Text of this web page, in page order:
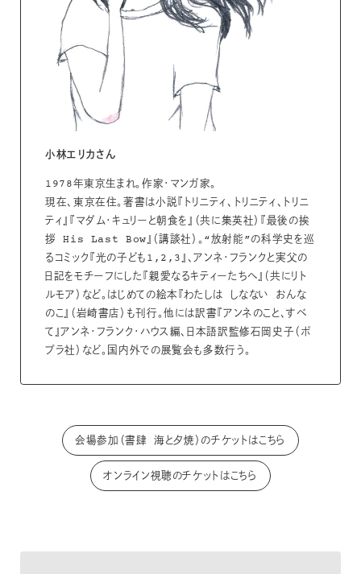
小林エリカさん
1978年東京生まれ。作家・マンガ家。
現在、東京在住。著書は小説『トリニティ、トリニティ、トリニ
ティ』『マダム・キュリーと朝食を』（共に集英社）『最後の挨
拶 His Last Bow』（講談社）。“放射能”の科学史を巡
るコミック『光の子ども1,2,3』、アンネ・フランクと実父の
日記をモチーフにした『親愛なるキティーたちへ』（共にリト
ルモア）など。はじめての絵本『わたしは しなない おんな
のこ』（岩崎書店）も刊行。他には訳書『アンネのこと、すべ
て』アンネ・フランク・ハウス編、日本語訳監修石岡史子（ポ
プラ社）など。国内外での展覧会も多数行う。
会場参加（書肆 海と夕焼）のチケットはこちら
オンライン視聴のチケットはこちら